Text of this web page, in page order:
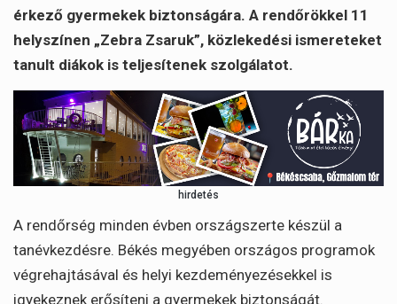
érkező gyermekek biztonságára. A rendőrökkel 11
helyszínen „Zebra Zsaruk”, közlekedési ismereteket
tanult diákok is teljesítenek szolgálatot.
hirdetés
A rendőrség minden évben országszerte készül a
tanévkezdésre. Békés megyében országos programok
végrehajtásával és helyi kezdeményezésekkel is
igyekeznek erősíteni a gyermekek biztonságát.